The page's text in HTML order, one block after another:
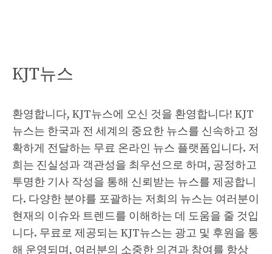
KJT뉴스
환영합니다, KJT뉴스에 오신 것을 환영합니다! KJT
뉴스는 한국과 전 세계의 중요한 뉴스를 신속하고 정
확하게 전달하는 무료 온라인 뉴스 플랫폼입니다. 저
희는 진실성과 객관성을 최우선으로 하며, 공정하고
투명한 기사 작성을 통해 신뢰받는 뉴스를 제공합니
다. 다양한 분야를 포괄하는 저희의 뉴스는 여러분이
현재의 이슈와 트렌드를 이해하는 데 도움을 줄 것입
니다. 무료로 제공되는 KJT뉴스는 광고 및 후원을 통
해 운영되며, 여러분의 소중한 의견과 참여를 항상